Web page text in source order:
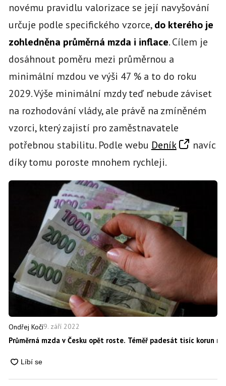
novému pravidlu valorizace se její navyšování
určuje podle specifického vzorce,do kterého je
zohledněna průměrná mzda i inflace. Cílem je
dosáhnout poměru mezi průměrnou a
minimální mzdou ve výši 47 % a to do roku
2029. Výše minimální mzdy teď nebude záviset
na rozhodování vlády, ale právě na zmíněném
vzorci, který zajistí pro zaměstnavatele
potřebnou stabilitu. Podle webu Deník
navíc
díky tomu poroste mnohem rychleji.
Ondřej Kočí9. září 2022
Průměrná mzda v Česku opět roste. Téměř padesát tisíc korun